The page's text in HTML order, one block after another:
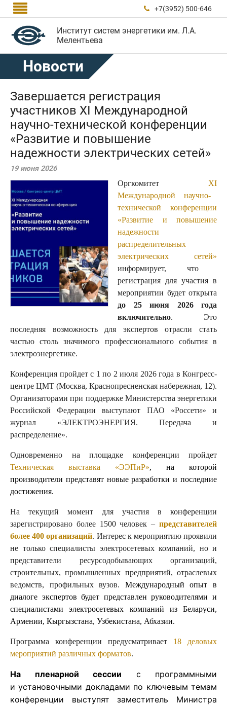
  +7(3952) 500-646
Институт систем энергетики им. Л.А.
Мелентьева
Новости
Завершается регистрация
участников XI Международной
научно-технической конференции
«Развитие и повышение
надежности электрических сетей»
19 июня 2026
Оргкомитет XI
Международной научно-
технической конференции
«Развитие и повышение
надежности
распределительных
электрических сетей»
информирует, что
регистрация для участия в
мероприятии будет открыта
до 25 июня 2026 года
включительно. Это
последняя возможность для экспертов отрасли стать
частью столь значимого профессионального события в
электроэнергетике.
Конференция пройдет с 1 по 2 июля 2026 года в Конгресс-
центре ЦМТ (Москва, Краснопресненская набережная, 12).
Организаторами при поддержке Министерства энергетики
Российской Федерации выступают ПАО «Россети» и
журнал «ЭЛЕКТРОЭНЕРГИЯ. Передача и
распределение».
Одновременно на площадке конференции пройдет
Техническая выставка «ЭЭПиР», на которой
производители представят новые разработки и последние
достижения.
На текущий момент для участия в конференции
зарегистрировано более 1500 человек – представителей
более 400 организаций. Интерес к мероприятию проявили
не только специалисты электросетевых компаний, но и
представители ресурсодобывающих организаций,
строительных, промышленных предприятий, отраслевых
ведомств, профильных вузов. Международный опыт в
диалоге экспертов будет представлен руководителями и
специалистами электросетевых компаний из Беларуси,
Армении, Кыргызстана, Узбекистана, Абхазии.
Программа конференции предусматривает 18 деловых
мероприятий различных форматов.
На пленарной сессии
с программными
и установочными докладами по ключевым темам
конференции выступят заместитель Министра